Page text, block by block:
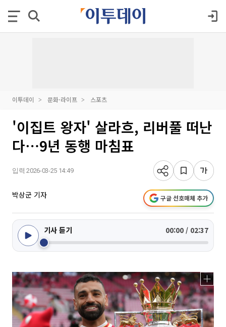
이투데이 문화·라이프 스포츠
'이집트 왕자' 살라흐, 리버풀 떠난
다⋯9년 동행 마침표
입력 2026-03-25 14:49
박상군 기자 구글 선호매체 추가
기사 듣기 00:00 / 02:37